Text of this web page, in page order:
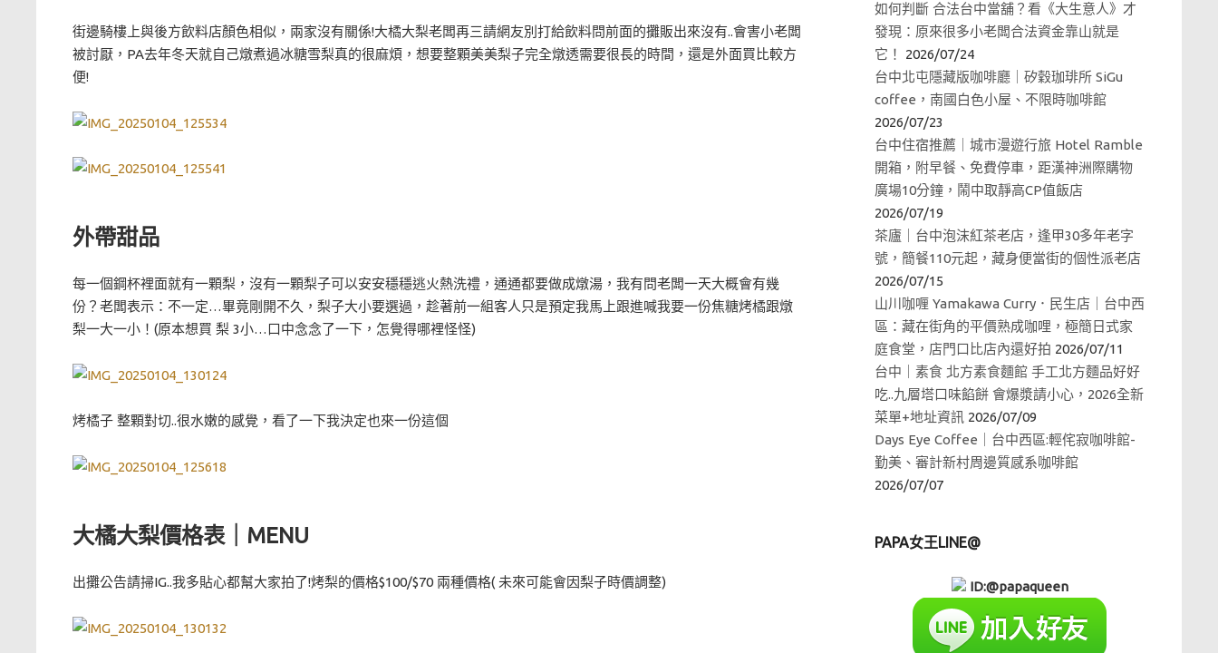
街邊騎樓上與後方飲料店顏色相似，兩家沒有關係!大橘大梨老闆再三請網友別打給飲料問前面的攤販出來沒有..會害小老闆
被討厭，PA去年冬天就自己燉煮過冰糖雪梨真的很麻煩，想要整顆美美梨子完全燉透需要很長的時間，還是外面買比較方
便!
外帶甜品
每一個鋼杯裡面就有一顆梨，沒有一顆梨子可以安安穩穩逃火熱洗禮，通通都要做成燉湯，我有問老闆一天大概會有幾
份？老闆表示：不一定…畢竟剛開不久，梨子大小要選過，趁著前一組客人只是預定我馬上跟進喊我要一份焦糖烤橘跟燉
梨一大一小！(原本想買 梨 3小…口中念念了一下，怎覺得哪裡怪怪)
烤橘子 整顆對切..很水嫩的感覺，看了一下我決定也來一份這個
大橘大梨價格表｜MENU
出攤公告請掃IG..我多貼心都幫大家拍了!烤梨的價格$100/$70 兩種價格( 未來可能會因梨子時價調整)
如何判斷 合法台中當舖？看《大生意人》才
發現：原來很多小老闆合法資金靠山就是
它！
2026/07/24
台中北屯隱藏版咖啡廳｜矽穀珈琲所 SiGu
coffee，南國白色小屋、不限時咖啡館
2026/07/23
台中住宿推薦｜城市漫遊行旅 Hotel Ramble
開箱，附早餐、免費停車，距漢神洲際購物
廣場10分鐘，鬧中取靜高CP值飯店
2026/07/19
茶廬｜台中泡沫紅茶老店，逢甲30多年老字
號，簡餐110元起，藏身便當街的個性派老店
2026/07/15
山川咖喱 Yamakawa Curry．民生店｜台中西
區：藏在街角的平價熟成咖哩，極簡日式家
庭食堂，店門口比店內還好拍 2026/07/11
台中｜素食 北方素食麵館 手工北方麵品好好
吃..九層塔口味餡餅 會爆漿請小心，2026全新
菜單+地址資訊 2026/07/09
Days Eye Coffee｜台中西區:輕侘寂咖啡館-
勤美、審計新村周邊質感系咖啡館
2026/07/07
PAPA女王LINE@
ID:@papaqueen